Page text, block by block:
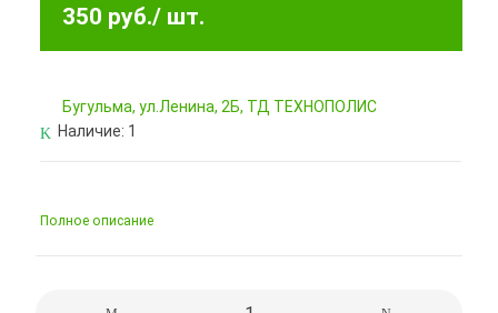
350 руб./ шт.
Бугульма, ул.Ленина, 2Б, ТД ТЕХНОПОЛИС
Наличие: 1
Полное описание